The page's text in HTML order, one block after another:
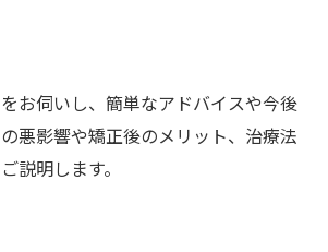
お伺いし、簡単なアドバイスや今後
悪影響や矯正後のメリット、治療法
説明します。